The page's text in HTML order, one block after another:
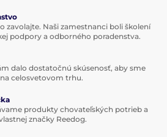
zavolajte. Naši zamestnanci boli školení
podpory a odborného poradenstva.
dalo dostatočnú skúsenosť, aby sme
celosvetovom trhu.
produkty chovateľských potrieb a
značky Reedog.